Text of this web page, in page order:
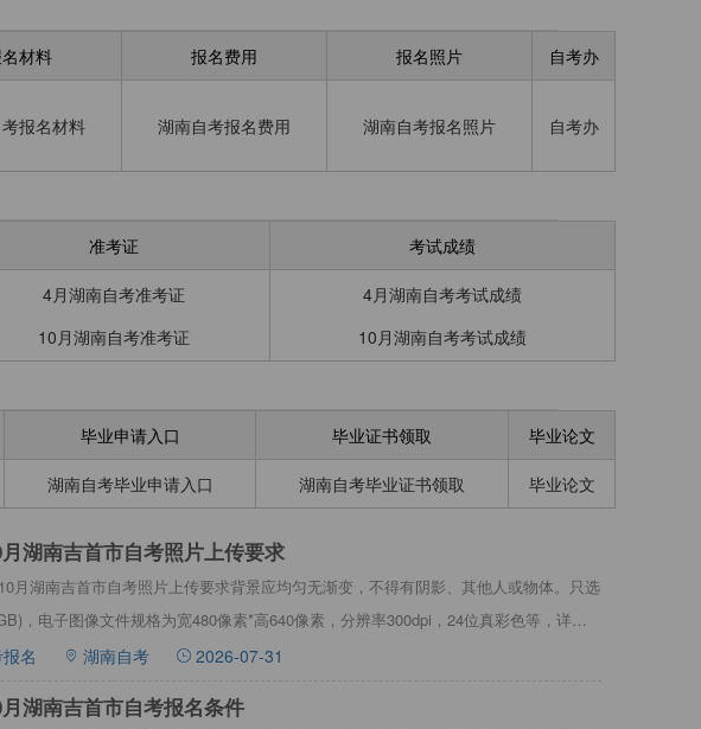
材料 报名费用 报名照片 自考办
报名材料 湖南自考报名费用 湖南自考报名照片 自考办
准考证 考试成绩
4月湖南自考准考证
10月湖南自考准考证
4月湖南自考考试成绩
10月湖南自考考试成绩
毕业申请入口 毕业证书领取 毕业论文
湖南自考毕业申请入口 湖南自考毕业证书领取 毕业论文
湖南吉首市自考照片上传要求
月湖南吉首市自考照片上传要求背景应均匀无渐变，不得有阴影、其他人或物体。只选
，电子图像文件规格为宽480像素*高640像素，分辨率300dpi，24位真彩色等，详情
名 湖南自考 2026-07-31
湖南吉首市自考报名条件